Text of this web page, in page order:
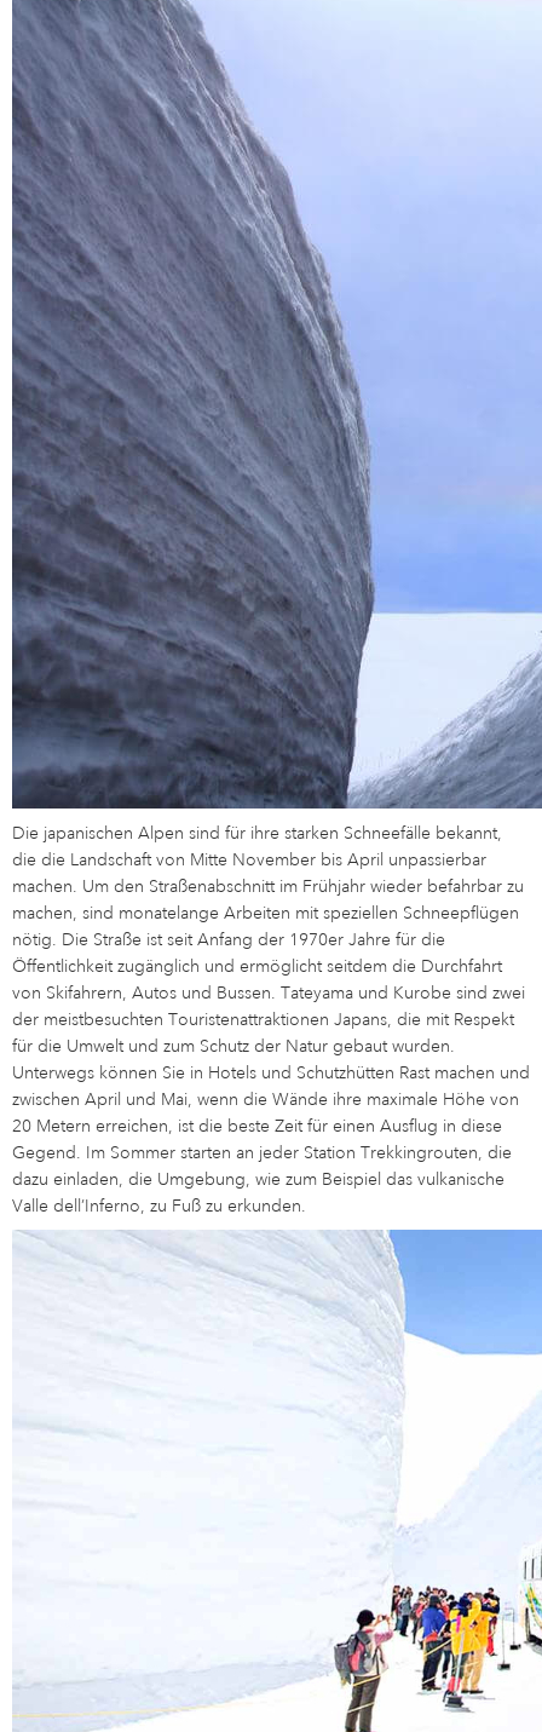
Die japanischen Alpen sind für ihre starken Schneefälle bekannt,
die die Landschaft von Mitte November bis April unpassierbar
machen. Um den Straßenabschnitt im Frühjahr wieder befahrbar zu
machen, sind monatelange Arbeiten mit speziellen Schneepflügen
nötig. Die Straße ist seit Anfang der 1970er Jahre für die
Öffentlichkeit zugänglich und ermöglicht seitdem die Durchfahrt
von Skifahrern, Autos und Bussen. Tateyama und Kurobe sind zwei
der meistbesuchten Touristenattraktionen Japans, die mit Respekt
für die Umwelt und zum Schutz der Natur gebaut wurden.
Unterwegs können Sie in Hotels und Schutzhütten Rast machen und
zwischen April und Mai, wenn die Wände ihre maximale Höhe von
20 Metern erreichen, ist die beste Zeit für einen Ausflug in diese
Gegend. Im Sommer starten an jeder Station Trekkingrouten, die
dazu einladen, die Umgebung, wie zum Beispiel das vulkanische
Valle dell’Inferno, zu Fuß zu erkunden.